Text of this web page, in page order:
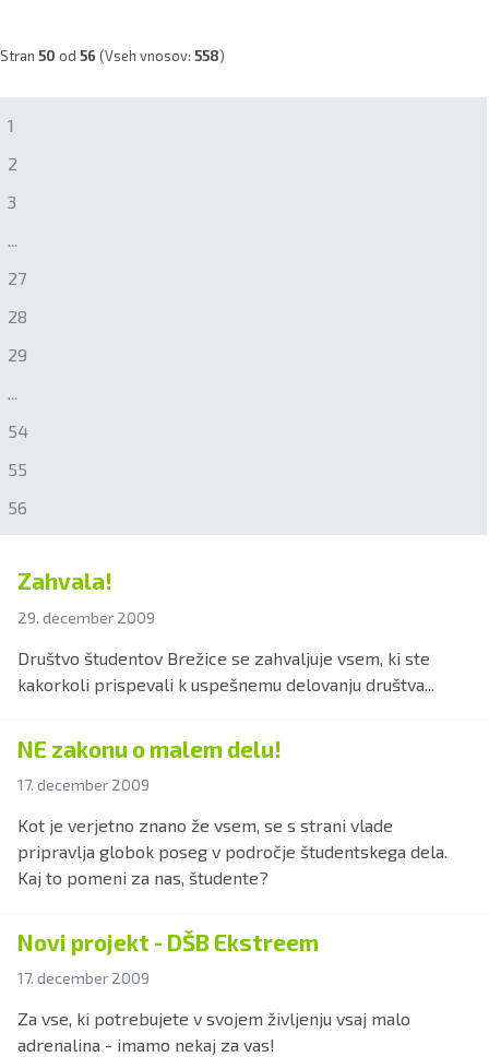
Stran 50 od 56 (Vseh vnosov: 558)
1
2
3
...
27
28
29
...
54
55
56
Zahvala!
29. december 2009
Društvo študentov Brežice se zahvaljuje vsem, ki ste
kakorkoli prispevali k uspešnemu delovanju društva...
NE zakonu o malem delu!
17. december 2009
Kot je verjetno znano že vsem, se s strani vlade
pripravlja globok poseg v področje študentskega dela.
Kaj to pomeni za nas, študente?
Novi projekt - DŠB Ekstreem
17. december 2009
Za vse, ki potrebujete v svojem življenju vsaj malo
adrenalina - imamo nekaj za vas!